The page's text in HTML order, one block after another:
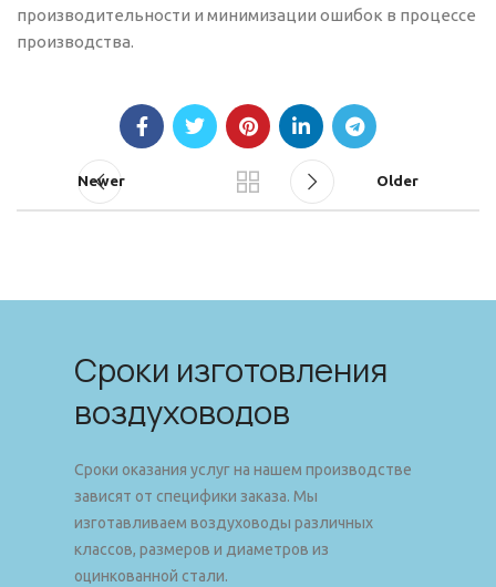
производительности и минимизации ошибок в процессе
производства.
Newer Older
Сроки изготовления
воздуховодов
Сроки оказания услуг на нашем производстве
зависят от специфики заказа. Мы
изготавливаем воздуховоды различных
классов, размеров и диаметров из
оцинкованной стали.